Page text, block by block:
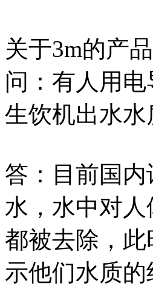
关于3m的产
问：有人用
生饮机出水
答：目前国
水，水中对
都被去除，
示他们水质